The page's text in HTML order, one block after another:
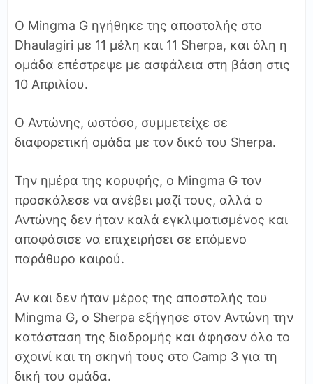
Ο Mingma G ηγήθηκε της αποστολής στο
Dhaulagiri με 11 μέλη και 11 Sherpa, και όλη η
ομάδα επέστρεψε με ασφάλεια στη βάση στις
10 Απριλίου.
Ο Αντώνης, ωστόσο, συμμετείχε σε
διαφορετική ομάδα με τον δικό του Sherpa.
Την ημέρα της κορυφής, ο Mingma G τον
προσκάλεσε να ανέβει μαζί τους, αλλά ο
Αντώνης δεν ήταν καλά εγκλιματισμένος και
αποφάσισε να επιχειρήσει σε επόμενο
παράθυρο καιρού.
Αν και δεν ήταν μέρος της αποστολής του
Mingma G, ο Sherpa εξήγησε στον Αντώνη την
κατάσταση της διαδρομής και άφησαν όλο το
σχοινί και τη σκηνή τους στο Camp 3 για τη
δική του ομάδα.